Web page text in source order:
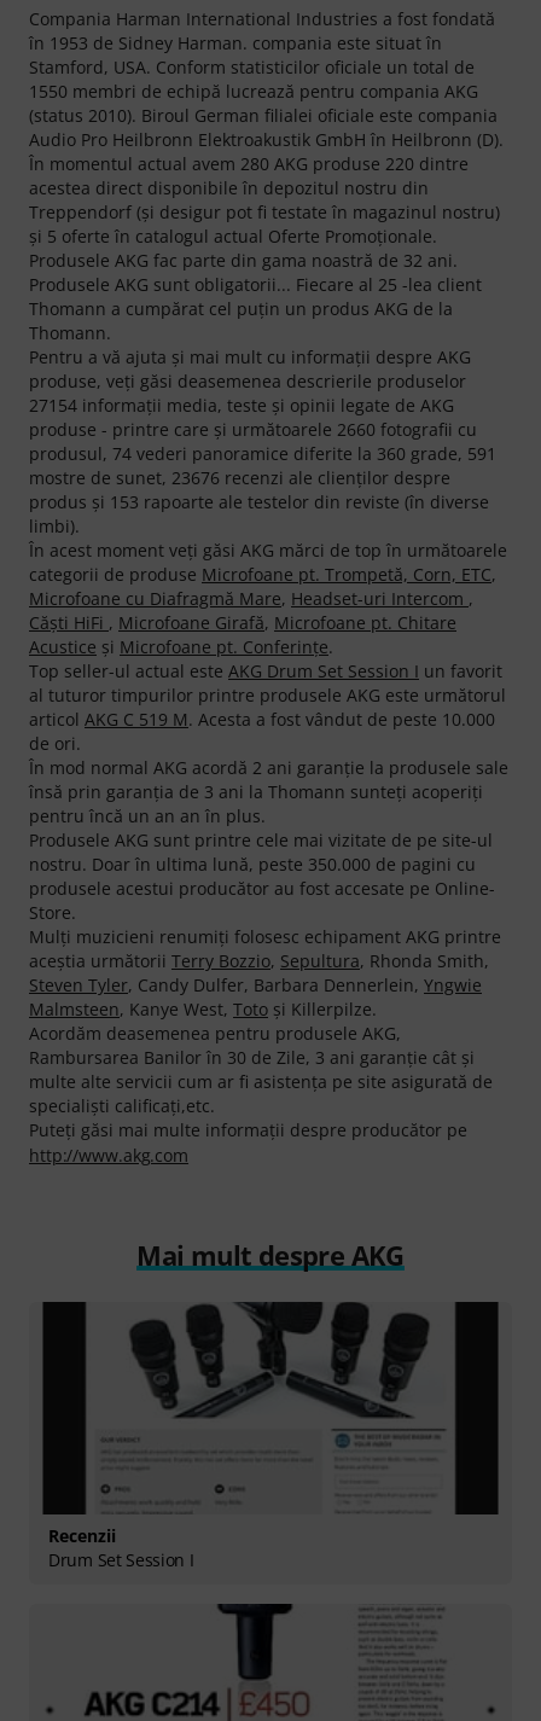
Compania Harman International Industries a fost fondată
în 1953 de Sidney Harman. compania este situat în
Stamford, USA. Conform statisticilor oficiale un total de
1550 membri de echipă lucrează pentru compania AKG
(status 2010). Biroul German filialei oficiale este compania
Audio Pro Heilbronn Elektroakustik GmbH în Heilbronn (D).
În momentul actual avem 280 AKG produse 220 dintre
acestea direct disponibile în depozitul nostru din
Treppendorf (şi desigur pot fi testate în magazinul nostru)
şi 5 oferte în catalogul actual Oferte Promoţionale.
Produsele AKG fac parte din gama noastră de 32 ani.
Produsele AKG sunt obligatorii... Fiecare al 25 -lea client
Thomann a cumpărat cel puţin un produs AKG de la
Thomann.
Pentru a vă ajuta şi mai mult cu informaţii despre AKG
produse, veţi găsi deasemenea descrierile produselor
27154 informaţii media, teste şi opinii legate de AKG
produse - printre care şi următoarele 2660 fotografii cu
produsul, 74 vederi panoramice diferite la 360 grade, 591
mostre de sunet, 23676 recenzi ale clienţilor despre
produs şi 153 rapoarte ale testelor din reviste (în diverse
limbi).
În acest moment veţi găsi AKG mărci de top în următoarele
categorii de produse Microfoane pt. Trompetă, Corn, ETC,
Microfoane cu Diafragmă Mare, Headset-uri Intercom ,
Căşti HiFi , Microfoane Girafă, Microfoane pt. Chitare
Acustice şi Microfoane pt. Conferinţe.
Top seller-ul actual este AKG Drum Set Session I un favorit
al tuturor timpurilor printre produsele AKG este următorul
articol AKG C 519 M. Acesta a fost vândut de peste 10.000
de ori.
În mod normal AKG acordă 2 ani garanţie la produsele sale
însă prin garanţia de 3 ani la Thomann sunteţi acoperiţi
pentru încă un an an în plus.
Produsele AKG sunt printre cele mai vizitate de pe site-ul
nostru. Doar în ultima lună, peste 350.000 de pagini cu
produsele acestui producător au fost accesate pe Online-
Store.
Mulţi muzicieni renumiţi folosesc echipament AKG printre
aceştia următorii Terry Bozzio, Sepultura, Rhonda Smith,
Steven Tyler, Candy Dulfer, Barbara Dennerlein, Yngwie
Malmsteen, Kanye West, Toto şi Killerpilze.
Acordăm deasemenea pentru produsele AKG,
Rambursarea Banilor în 30 de Zile, 3 ani garanţie cât şi
multe alte servicii cum ar fi asistenţa pe site asigurată de
specialişti calificaţi,etc.
Puteți găsi mai multe informații despre producător pe
http://www.akg.com
Mai mult despre AKG
Recenzii
Drum Set Session I